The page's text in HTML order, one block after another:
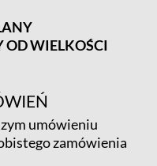
WIELKOŚCI
umówieniu
zamówienia